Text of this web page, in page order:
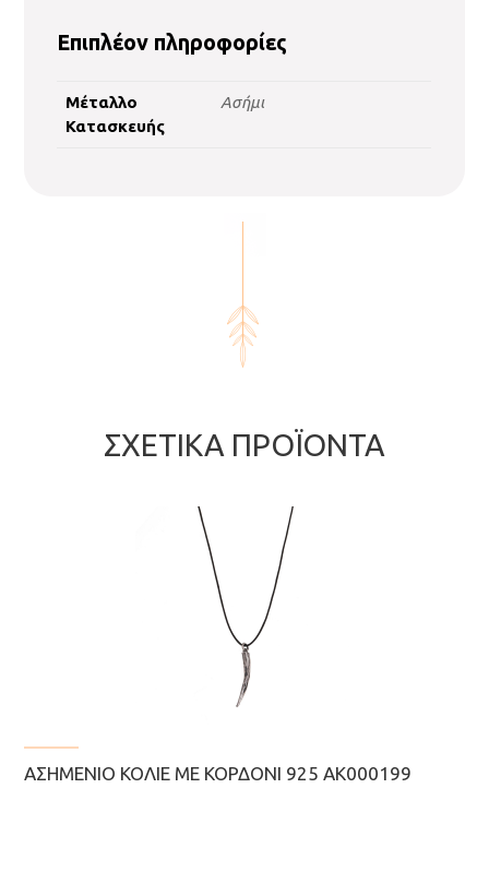
Επιπλέον πληροφορίες
Μέταλλο
Κατασκευής
Ασήμι
ΣΧΕΤΙΚΆ ΠΡΟΪΌΝΤΑ
ΑΣΗΜΈΝΙΟ ΚΟΛΙΈ ΜΕ ΚΟΡΔΌΝΙ 925 AK000199